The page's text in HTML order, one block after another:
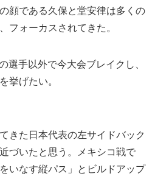
顔である久保と堂安律は多くの
フォーカスされてきた。
手以外で今大会ブレイクし、
挙げたい。
きた日本代表の左サイドバック
づいたと思う。メキシコ戦で
いなす縦パス」とビルドアップ